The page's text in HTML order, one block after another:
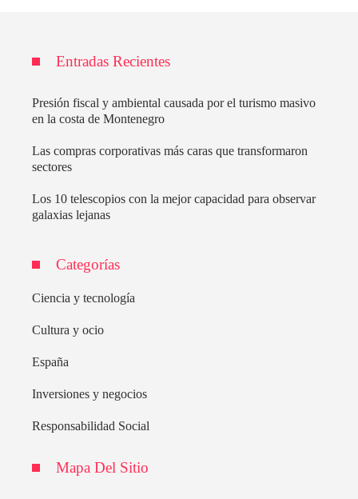
Entradas Recientes
Presión fiscal y ambiental causada por el turismo masivo
en la costa de Montenegro
Las compras corporativas más caras que transformaron
sectores
Los 10 telescopios con la mejor capacidad para observar
galaxias lejanas
Categorías
Ciencia y tecnología
Cultura y ocio
España
Inversiones y negocios
Responsabilidad Social
Mapa Del Sitio